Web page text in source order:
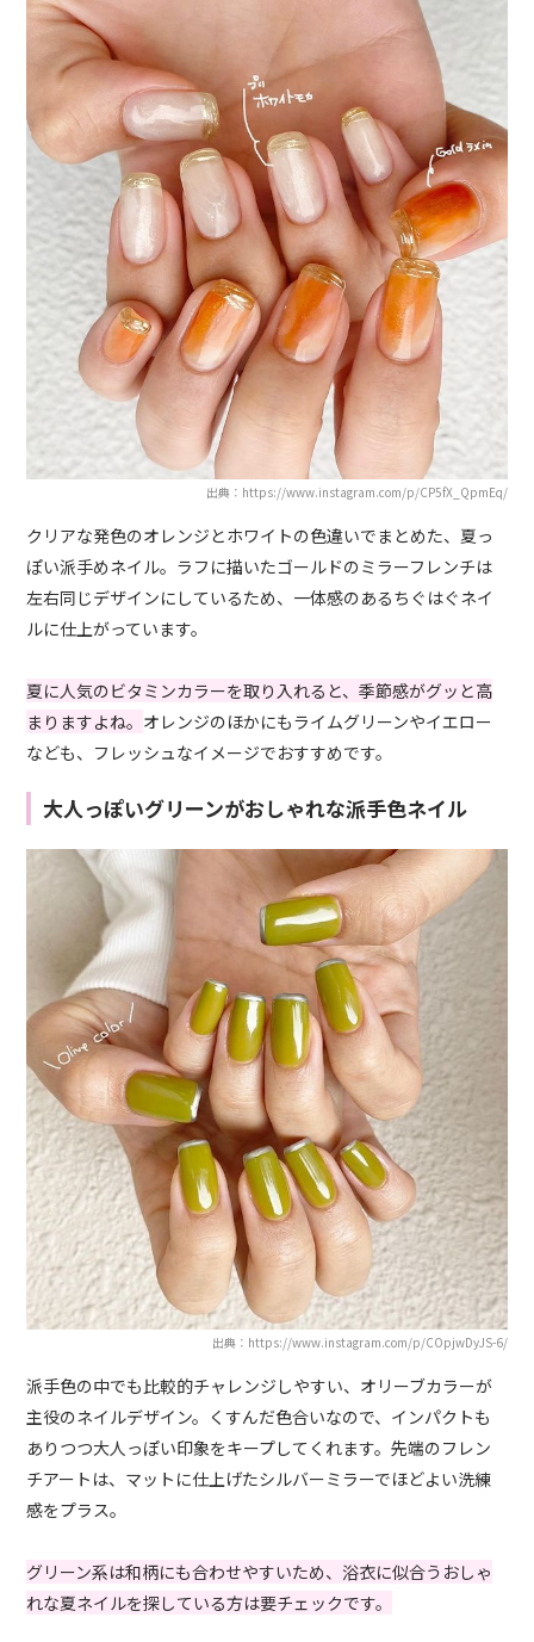
出典：https://www.instagram.com/p/CP5fX_QpmEq/
クリアな発色のオレンジとホワイトの色違いでまとめた、夏っ
ぽい派手めネイル。ラフに描いたゴールドのミラーフレンチは
左右同じデザインにしているため、一体感のあるちぐはぐネイ
ルに仕上がっています。
夏に人気のビタミンカラーを取り入れると、季節感がグッと高
まりますよね。 オレンジのほかにもライムグリーンやイエロー
なども、フレッシュなイメージでおすすめです。
大人っぽいグリーンがおしゃれな派手色ネイル
出典：https://www.instagram.com/p/COpjwDyJS-6/
派手色の中でも比較的チャレンジしやすい、オリーブカラーが
主役のネイルデザイン。くすんだ色合いなので、インパクトも
ありつつ大人っぽい印象をキープしてくれます。先端のフレン
チアートは、マットに仕上げたシルバーミラーでほどよい洗練
感をプラス。
グリーン系は和柄にも合わせやすいため、浴衣に似合うおしゃ
れな夏ネイルを探している方は要チェックです。